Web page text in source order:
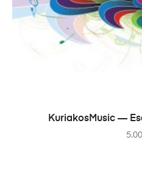
В
KuriakosMusic —
5.00